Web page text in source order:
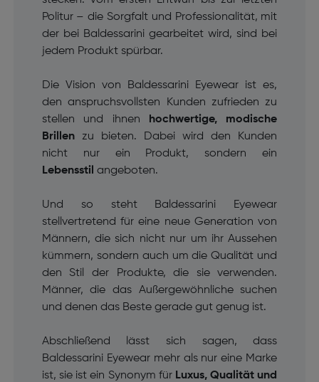
Politur – die Sorgfalt und Professionalität, mit
der bei Baldessarini gearbeitet wird, sind bei
jedem Produkt spürbar.
Die Vision von Baldessarini Eyewear ist es,
den anspruchsvollsten Kunden zufrieden zu
stellen und ihnen
hochwertige, modische
Brillenzu bieten. Dabei wird den Kunden
nicht nur ein Produkt, sondern ein
Lebensstil angeboten.
Und so steht Baldessarini Eyewear
stellvertretend für eine neue Generation von
Männern, die sich nicht nur um ihr Aussehen
kümmern, sondern auch um die Qualität und
den Stil der Produkte, die sie verwenden.
Männer, die das Außergewöhnliche suchen
und denen das Beste gerade gut genug ist.
Abschließend lässt sich sagen, dass
Baldessarini Eyewear mehr als nur eine Marke
ist, sie ist ein Synonym für Luxus, Qualität und